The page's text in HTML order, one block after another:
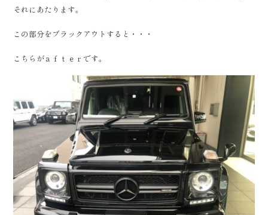
それにあたります。
この部分をブラックアウトすると・・・
こちらがａｆｔｅｒです。